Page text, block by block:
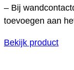
– Bij
toevoegen aan
Bekijk product